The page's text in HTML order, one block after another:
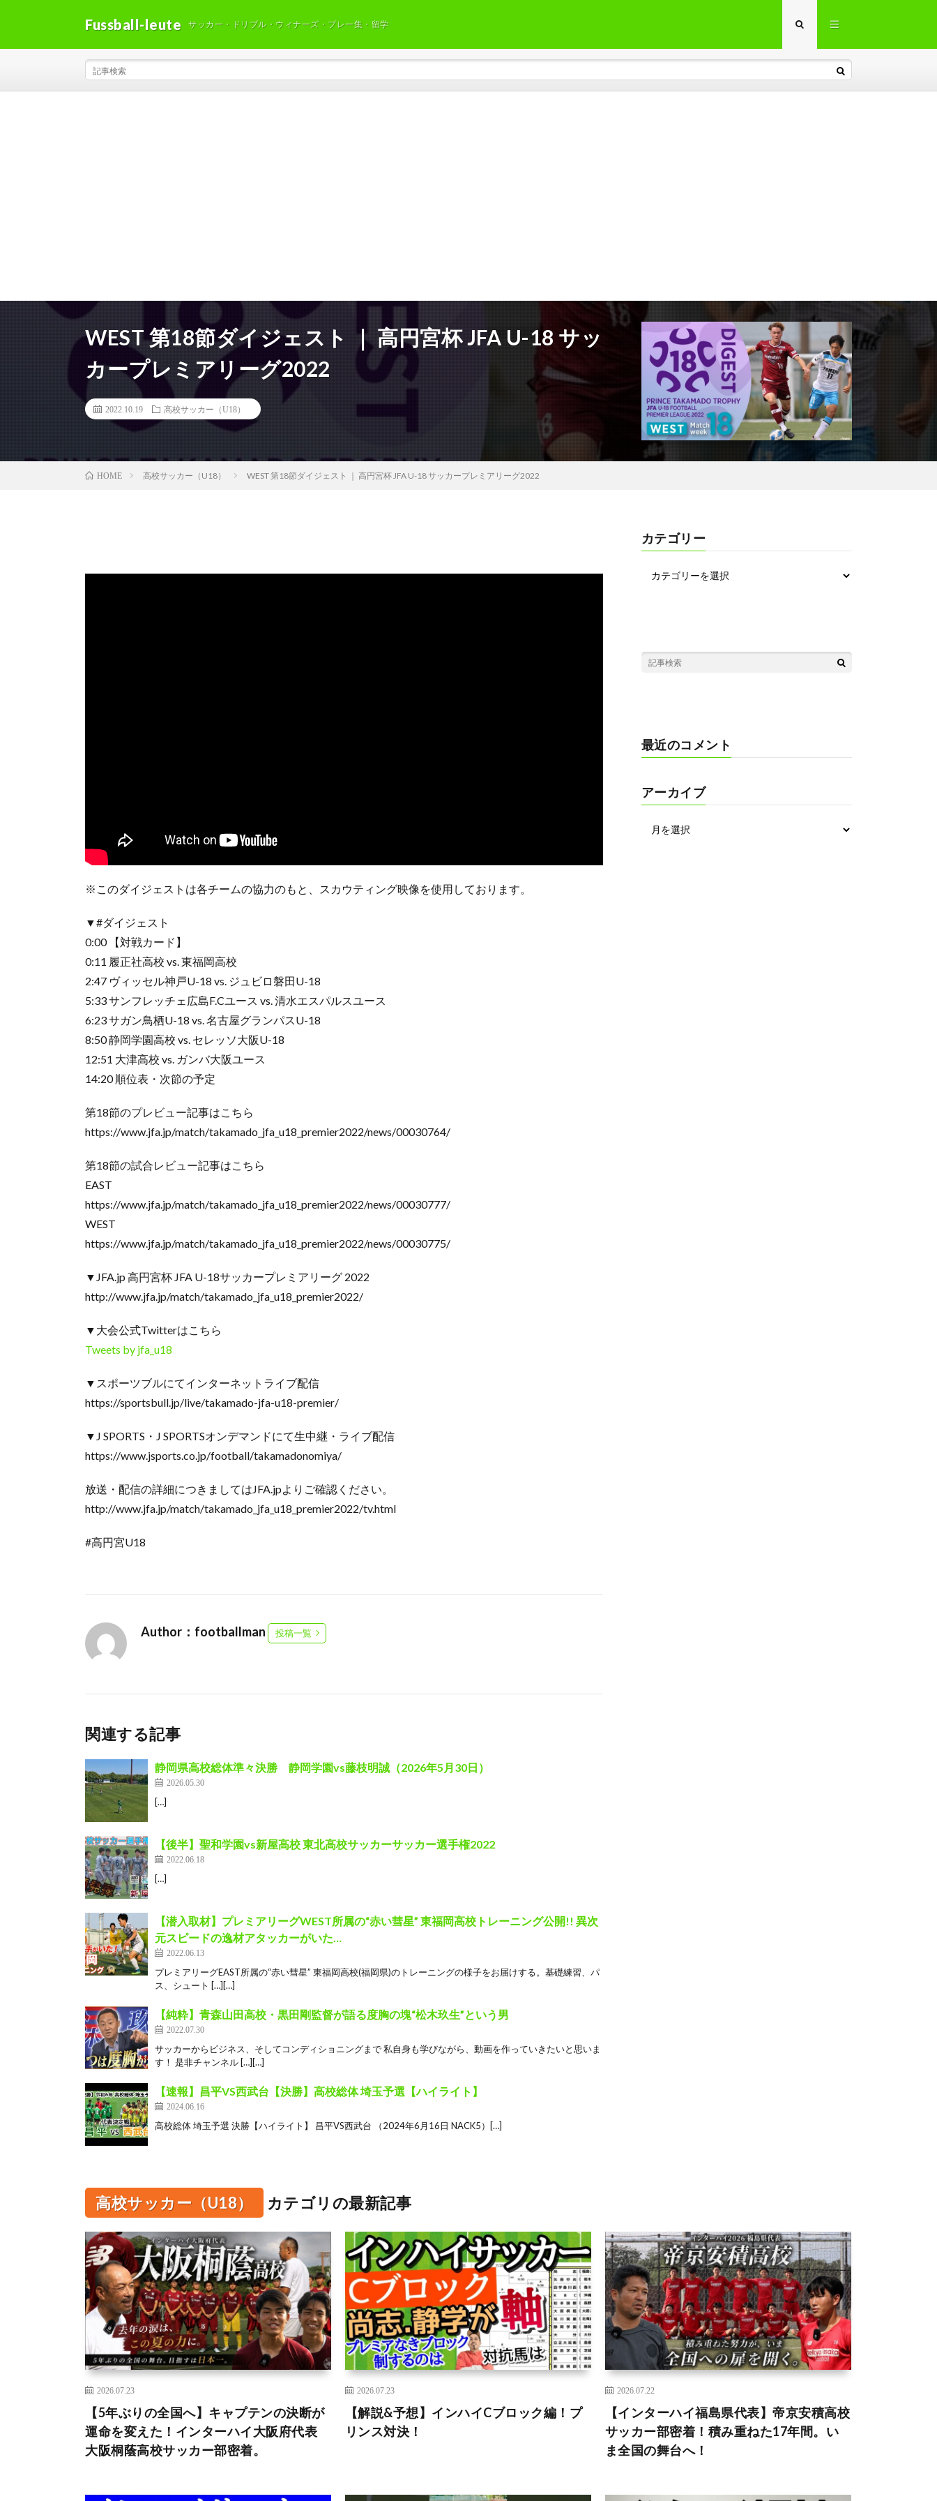
Fussball-leute サッカー・ドリブル・ウィナーズ・プレー集・留学
WEST 第18節ダイジェスト ｜ 高円宮杯 JFA U-18 サッ
カープレミアリーグ2022
2022.10.19 高校サッカー（U18）
HOME 高校サッカー（U18） WEST 第18節ダイジェスト ｜ 高円宮杯 JFA U-18 サッカープレミアリーグ2022
※このダイジェストは各チームの協力のもと、スカウティング映像を使用しております。
▼#ダイジェスト
0:00 【対戦カード】
0:11 履正社高校 vs. 東福岡高校
2:47 ヴィッセル神戸U-18 vs. ジュビロ磐田U-18
5:33 サンフレッチェ広島F.Cユース vs. 清水エスパルスユース
6:23 サガン鳥栖U-18 vs. 名古屋グランパスU-18
8:50 静岡学園高校 vs. セレッソ大阪U-18
12:51 大津高校 vs. ガンバ大阪ユース
14:20 順位表・次節の予定
第18節のプレビュー記事はこちら
https://www.jfa.jp/match/takamado_jfa_u18_premier2022/news/00030764/
第18節の試合レビュー記事はこちら
EAST
https://www.jfa.jp/match/takamado_jfa_u18_premier2022/news/00030777/
WEST
https://www.jfa.jp/match/takamado_jfa_u18_premier2022/news/00030775/
▼JFA.jp 高円宮杯 JFA U-18サッカープレミアリーグ 2022
http://www.jfa.jp/match/takamado_jfa_u18_premier2022/
▼大会公式Twitterはこちら
Tweets by jfa_u18
▼スポーツブルにてインターネットライブ配信
https://sportsbull.jp/live/takamado-jfa-u18-premier/
▼J SPORTS・J SPORTSオンデマンドにて生中継・ライブ配信
https://www.jsports.co.jp/football/takamadonomiya/
放送・配信の詳細につきましてはJFA.jpよりご確認ください。
http://www.jfa.jp/match/takamado_jfa_u18_premier2022/tv.html
#高円宮U18
Author：footballman 投稿一覧
関連する記事
静岡県高校総体準々決勝 静岡学園vs藤枝明誠（2026年5月30日）
2026.05.30
[…]
【後半】聖和学園vs新屋高校 東北高校サッカーサッカー選手権2022
2022.06.18
[…]
【潜入取材】プレミアリーグWEST所属の“赤い彗星” 東福岡高校トレーニング公開!! 異次
元スピードの逸材アタッカーがいた…
2022.06.13
プレミアリーグEAST所属の“赤い彗星” 東福岡高校(福岡県)のトレーニングの様子をお届けする。基礎練習、パ
ス、シュート […][…]
【純粋】青森山田高校・黒田剛監督が語る度胸の塊“松木玖生”という男
2022.07.30
サッカーからビジネス、そしてコンディショニングまで 私自身も学びながら、動画を作っていきたいと思いま
す！ 是非チャンネル […][…]
【速報】昌平VS西武台【決勝】高校総体 埼玉予選【ハイライト】
2024.06.16
高校総体 埼玉予選 決勝【ハイライト】 昌平VS西武台 （2024年6月16日 NACK5）[…]
カテゴリー
最近のコメント
アーカイブ
高校サッカー（U18） カテゴリの最新記事
2026.07.23
【5年ぶりの全国へ】キャプテンの決断が
運命を変えた！インターハイ大阪府代表
大阪桐蔭高校サッカー部密着。
2026.07.23
【解説&予想】インハイCブロック編！プ
リンス対決！
2026.07.22
【インターハイ福島県代表】帝京安積高校
サッカー部密着！積み重ねた17年間。い
ま全国の舞台へ！